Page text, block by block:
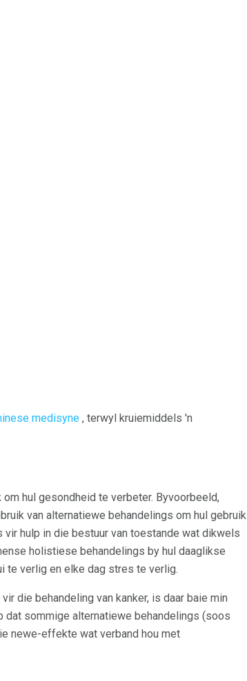
medisyne , terwyl kruiemiddels 'n
hul gesondheid te verbeter. Byvoorbeeld,
van alternatiewe behandelings om hul gebruik
hulp in die bestuur van toestande wat dikwels
holistiese behandelings by hul daaglikse
te verlig en elke dag stres te verlig.
die behandeling van kanker, is daar baie min
dat sommige alternatiewe behandelings (soos
newe-effekte wat verband hou met